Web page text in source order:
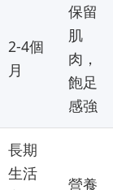
2-4個
月
保留
肌
肉，
飽足
感強
長期
生活
營養